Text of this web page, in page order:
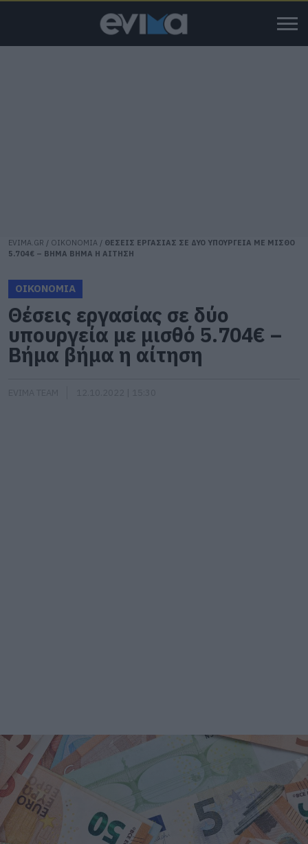
EVIMA.GR / ΟΙΚΟΝΟΜΙΑ / ΘΕΣΕΙΣ ΕΡΓΑΣΙΑΣ ΣΕ ΔΥΟ ΥΠΟΥΡΓΕΙΑ ΜΕ ΜΙΣΘΟ
5.704€ – ΒΗΜΑ ΒΗΜΑ Η ΑΙΤΗΣΗ
ΟΙΚΟΝΟΜΙΑ
Θέσεις εργασίας σε δύο
υπουργεία με μισθό 5.704€ –
Βήμα βήμα η αίτηση